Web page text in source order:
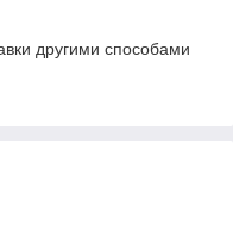
другими способами